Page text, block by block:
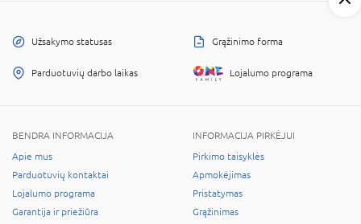
Užsakymo statusas Grąžinimo forma
Parduotuvių darbo laikas Lojalumo programa
BENDRA INFORMACIJA
Apie mus
Parduotuvių kontaktai
Lojalumo programa
Garantija ir priežiūra
INFORMACIJA PIRKĖJUI
Pirkimo taisyklės
Apmokėjimas
Pristatymas
Grąžinimas